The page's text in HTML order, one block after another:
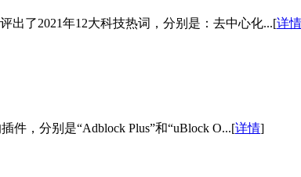
出了2021年12大科技热词，分别是：去中心化...[详情
件，分别是“Adblock Plus”和“uBlock O...[详情]